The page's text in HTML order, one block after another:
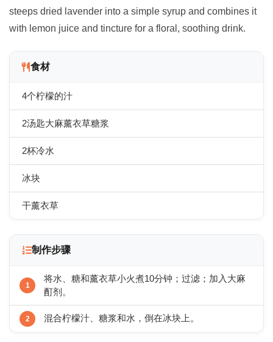
steeps dried lavender into a simple syrup and combines it
with lemon juice and tincture for a floral, soothing drink.
食材
4个柠檬的汁
2汤匙大麻薰衣草糖浆
2杯冷水
冰块
干薰衣草
制作步骤
将水、糖和薰衣草小火煮10分钟；过滤；加入大麻
酊剂。
混合柠檬汁、糖浆和水，倒在冰块上。